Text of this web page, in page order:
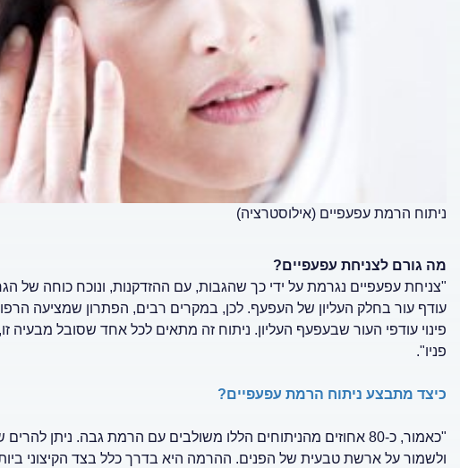
ניתוח הרמת עפעפיים (אילוסטרציה)
מה גורם לצניחת עפעפיים?
"צניחת עפעפיים נגרמת על ידי כך שהגבות, עם ההזדקנות, ונוכח כוחה של
עודף עור בחלק העליון של העפעף. לכן, במקרים רבים, הפתרון שמציעה
פינוי עודפי העור שבעפעף העליון. ניתוח זה מתאים לכל אחד שסובל מבעיה
פניו".
כיצד מתבצע ניתוח הרמת עפעפיים?
"כאמור, כ-80 אחוזים מהניתוחים הללו משולבים עם הרמת גבה.
ולשמור על ארשת טבעית של הפנים. ההרמה היא בדרך כלל בצד הקיצוני